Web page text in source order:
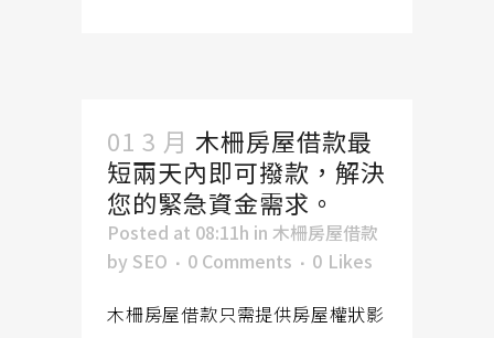
01 3 月 木柵房屋借款最
短兩天內即可撥款，解決
您的緊急資金需求。
Posted at 08:11h in 木柵房屋借款
by SEO 0 Comments 0 Likes
木柵房屋借款只需提供房屋權狀影